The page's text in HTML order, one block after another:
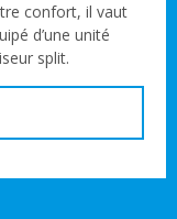
confort, il vaut
d’une unité
split.